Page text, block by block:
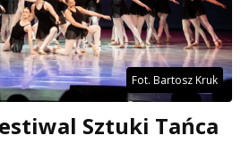
Fot. Bartosz Kruk
Sztuki Tańca